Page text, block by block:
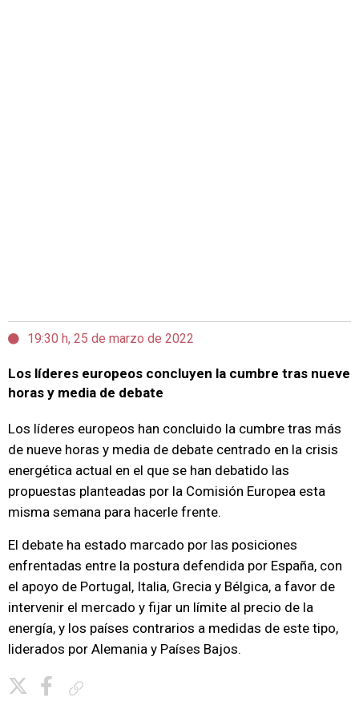
19:30 h, 25 de marzo de 2022
Los líderes europeos concluyen la cumbre tras nueve
horas y media de debate
Los líderes europeos han concluido la cumbre tras más
de nueve horas y media de debate centrado en la crisis
energética actual en el que se han debatido las
propuestas planteadas por la Comisión Europea esta
misma semana para hacerle frente.
El debate ha estado marcado por las posiciones
enfrentadas entre la postura defendida por España, con
el apoyo de Portugal, Italia, Grecia y Bélgica, a favor de
intervenir el mercado y fijar un límite al precio de la
energía, y los países contrarios a medidas de este tipo,
liderados por Alemania y Países Bajos.